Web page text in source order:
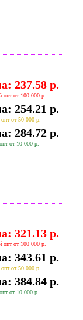
237.58 р.
опт от 100 000 р.
254.21 р.
от 50 000 р.
284.72 р.
от 10 000 р.
321.13 р.
опт от 100 000 р.
343.61 р.
от 50 000 р.
384.84 р.
от 10 000 р.